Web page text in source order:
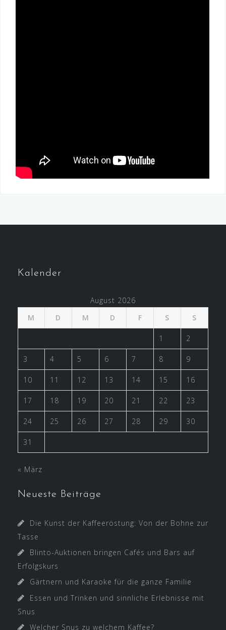
Kalender
August 2026
M
D M D F S S
1 2
3 4 5 6 7 8 9
10 11 12 13 14 15 16
17 18 19 20 21 22 23
24 25 26 27 28 29 30
31
« März
Neueste Beiträge
Die Kunst der Kaffeeröstung: Von der Bohne zur
Tasse
Blinto-Auktionen bringen Cafés und Bars auf
Erfolgskurs
Gärtnern und Karaoke für die ganze Familie
Essen und Trinken und sinnliche Erlebnisse mit
Snus
Welcher Snus zu welchem Kaffee?